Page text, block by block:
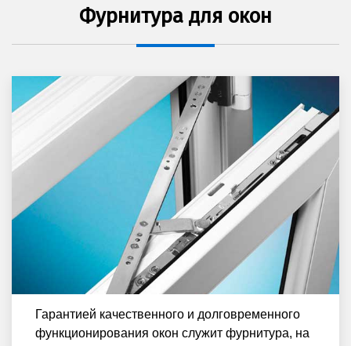
Фурнитура для окон
Гарантией качественного и долговременного
функционирования окон служит фурнитура, на